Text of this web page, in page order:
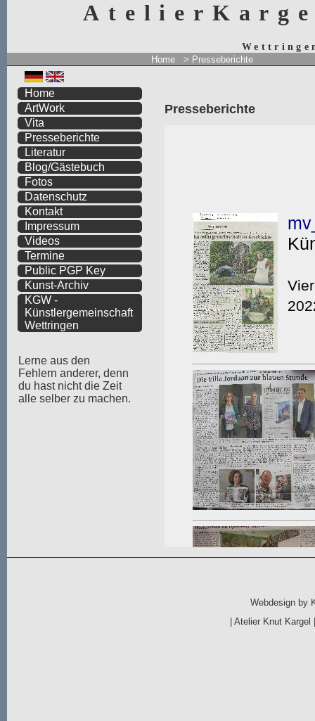
Home > Presseberichte
Presseberichte
Home
ArtWork
Vita
Presseberichte
Literatur
Blog/Gästebuch
Fotos
Datenschutz
Kontakt
Impressum
Videos
Termine
Public PGP Key
Kunst-Archiv
KGW -
Künstlergemeinschaft
Wettringen
Lerne aus den
Fehlern anderer, denn
du hast nicht die Zeit
alle selber zu machen.
Webdesign by
|Atelier Knut Kargel